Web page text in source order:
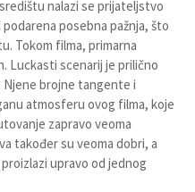
nalazi se prijateljstvo
posebna pažnja, što
Tokom filma, primarna
Luckasti scenarij je prilično
brojne tangente i
atmosferu ovog filma, koje
zapravo veoma
također su veoma dobri, a
upravo od jednog